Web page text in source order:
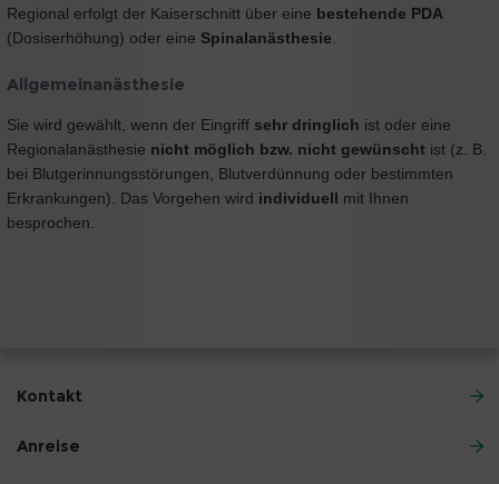
Regional erfolgt der Kaiserschnitt über eine bestehende PDA
(Dosiserhöhung) oder eine Spinalanästhesie
Allgemeinanästhesie
Sie wird gewählt, wenn der Eingriff sehr dringlich ist oder eine
Regionalanästhesie nicht möglich bzw. nicht gewünscht ist (z. B.
bei Blutgerinnungsstörungen, Blutverdünnung oder bestimmten
Erkrankungen). Das Vorgehen wird individuell mit Ihnen
besprochen.
Kontakt
Anreise